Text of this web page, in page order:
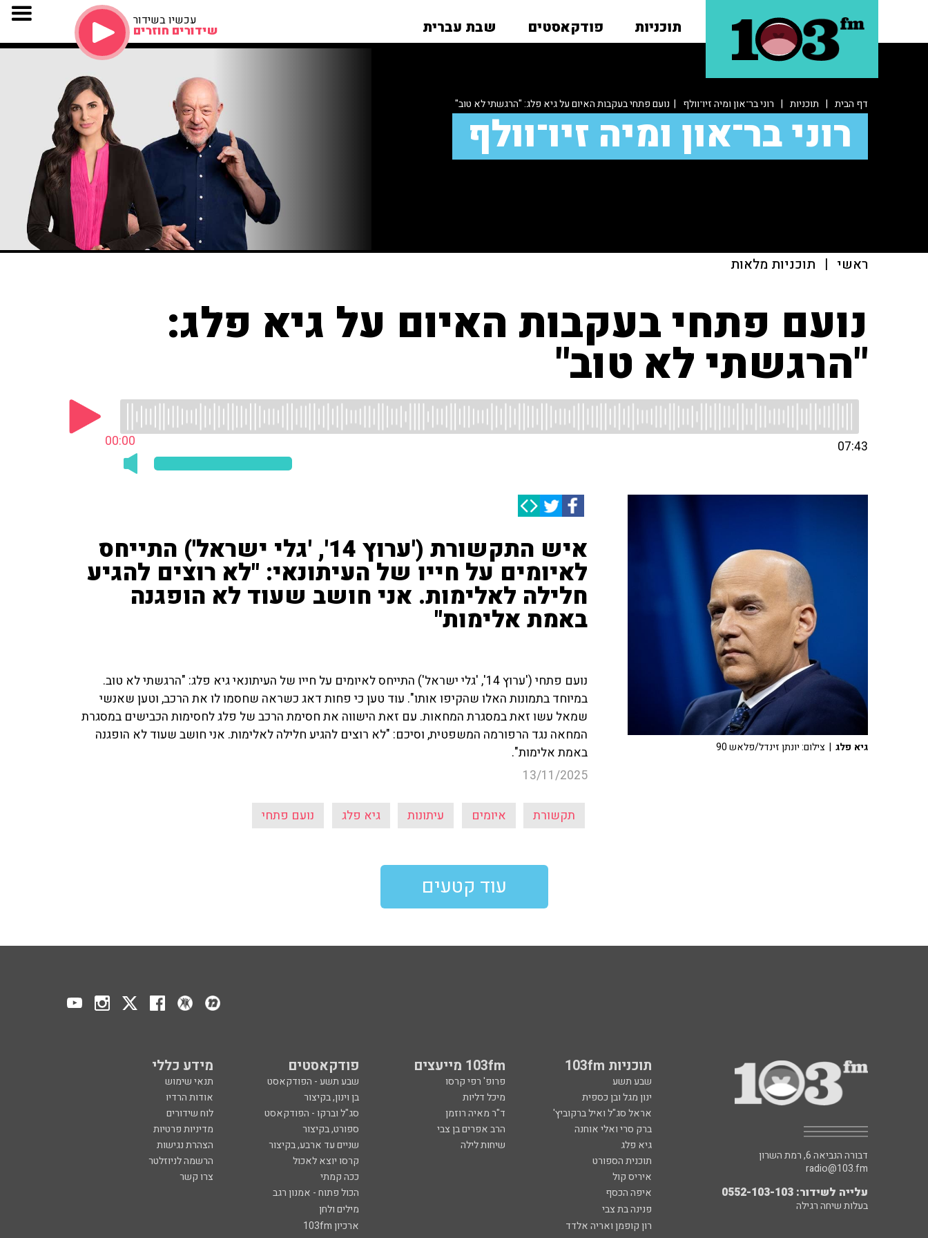
תוכניות פודקאסטים שבת עברית עכשיו בשידור
שידורים חוזרים
דף הבית | תוכניות | רוני בר־און ומיה זיו־וולף | נועם פתחי בעקבות האיום על גיא פלג: "הרגשתי לא טוב"
רוני בר־און ומיה זיו־וולף
ראשי | תוכניות מלאות
נועם פתחי בעקבות האיום על גיא פלג:
"הרגשתי לא טוב"
00:00 07:43
איש התקשורת ('ערוץ 14', 'גלי ישראל') התייחס
לאיומים על חייו של העיתונאי: "לא רוצים להגיע
חלילה לאלימות. אני חושב שעוד לא הופגנה
באמת אלימות"
נועם פתחי ('ערוץ 14', 'גלי ישראל') התייחס לאיומים על חייו של העיתונאי גיא פלג: "הרגשתי לא טוב.
במיוחד בתמונות האלו שהקיפו אותו". עוד טען כי פחות דאג כשראה שחסמו לו את הרכב, וטען שאנשי
שמאל עשו זאת במסגרת המחאות. עם זאת הישווה את חסימת הרכב של פלג לחסימות הכבישים במסגרת
המחאה נגד הרפורמה המשפטית, וסיכם: "לא רוצים להגיע חלילה לאלימות. אני חושב שעוד לא הופגנה
באמת אלימות".
13/11/2025
תקשורת איומים עיתונות גיא פלג נועם פתחי
גיא פלג | צילום: יונתן זינדל/פלאש 90
עוד קטעים
תוכניות 103fm 103fm מייעצים פודקאסטים מידע כללי
שבע תשע פרופ' רפי קרסו שבע תשע - הפודקאסט
תנאי שימוש
ינון מגל ובן כספית
מיכל דליות בן וינון, בקיצור
אודות הרדיו
אראל סג"ל ואיל ברקוביץ'
ד"ר מאיה רוזמן סג"ל וברקו - הפודקאסט
לוח שידורים
ברק סרי ואלי אוחנה
הרב אפרים בן צבי ספורט, בקיצור
מדיניות פרטיות
גיא פלג
שיחות לילה שניים עד ארבע, בקיצור
הצהרת נגישות
תוכנית הספורט
קרסו יוצא לאכול
הרשמה לניוזלטר
איריס קול
ככה קמתי
צרו קשר
איפה הכסף
הכול פתוח - אמנון רגב
פנינה בת צבי
מילים ולחן
רון קופמן ואריה אלדד
ארכיון 103fm
דבורה הנביאה 6, רמת השרון
radio@103.fm
עלייה לשידור: 0552-103-103
בעלות שיחה רגילה